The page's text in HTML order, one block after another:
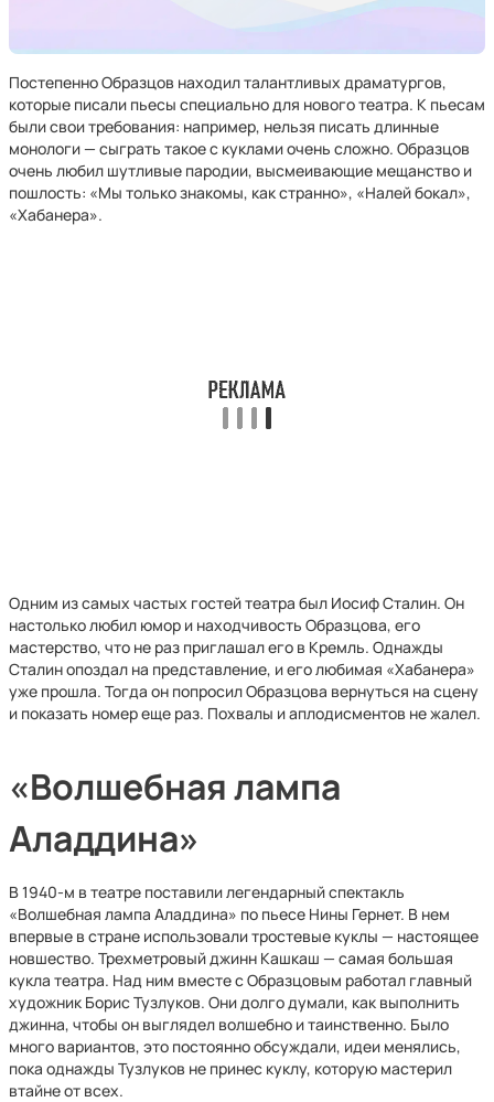
Постепенно Образцов находил талантливых драматургов,
которые писали пьесы специально для нового театра. К пьесам
были свои требования: например, нельзя писать длинные
монологи — сыграть такое с куклами очень сложно. Образцов
очень любил шутливые пародии, высмеивающие мещанство и
пошлость: «Мы только знакомы, как странно», «Налей бокал»,
«Хабанера».
Одним из самых частых гостей театра был Иосиф Сталин. Он
настолько любил юмор и находчивость Образцова, его
мастерство, что не раз приглашал его в Кремль. Однажды
Сталин опоздал на представление, и его любимая «Хабанера»
уже прошла. Тогда он попросил Образцова вернуться на сцену
и показать номер еще раз. Похвалы и аплодисментов не жалел.
«Волшебная лампа
Аладдина»
В 1940-м в театре поставили легендарный спектакль
«Волшебная лампа Аладдина» по пьесе Нины Гернет. В нем
впервые в стране использовали тростевые куклы — настоящее
новшество. Трехметровый джинн Кашкаш — самая большая
кукла театра. Над ним вместе с Образцовым работал главный
художник Борис Тузлуков. Они долго думали, как выполнить
джинна, чтобы он выглядел волшебно и таинственно. Было
много вариантов, это постоянно обсуждали, идеи менялись,
пока однажды Тузлуков не принес куклу, которую мастерил
втайне от всех.